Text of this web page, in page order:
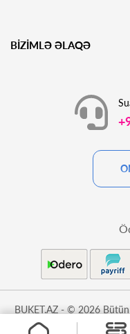
BİZİMLƏ ƏLAQƏ
BUKET.AZ - © 2026